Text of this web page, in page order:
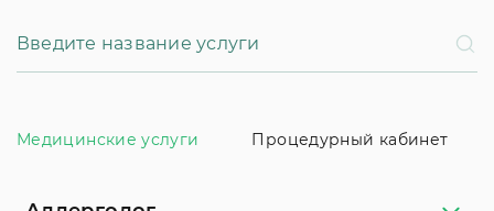
Медицинские услуги Процедурный кабинет